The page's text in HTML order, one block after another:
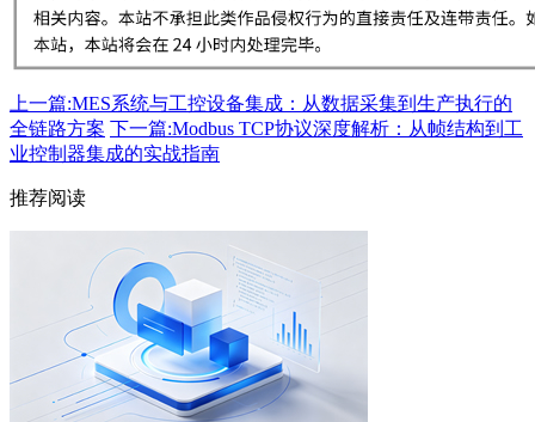
上一篇:MES系统与工控设备集成：从数据采集到生产执行的
全链路方案 下一篇:Modbus TCP协议深度解析：从帧结构到工
业控制器集成的实战指南
推荐阅读